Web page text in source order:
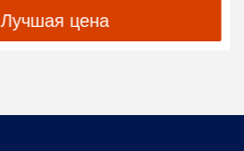
Лучшая цена